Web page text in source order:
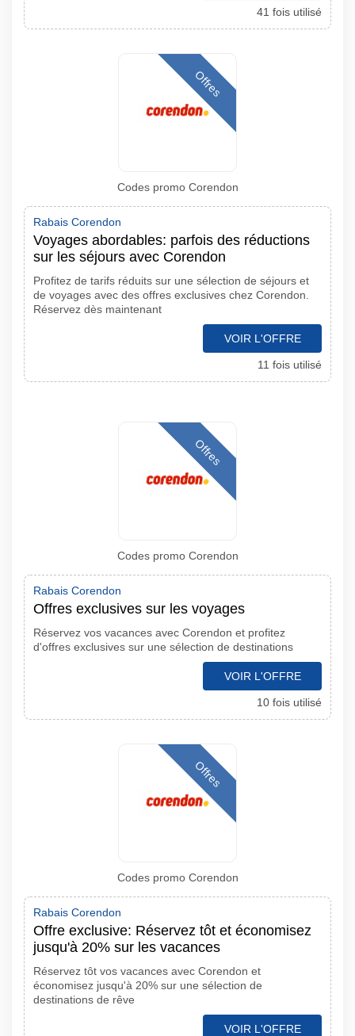
41 fois utilisé
Offres
Codes promo Corendon
Rabais Corendon
Voyages abordables: parfois des réductions
sur les séjours avec Corendon
Profitez de tarifs réduits sur une sélection de séjours et
de voyages avec des offres exclusives chez Corendon.
Réservez dès maintenant
VOIR L'OFFRE
11 fois utilisé
Offres
Codes promo Corendon
Rabais Corendon
Offres exclusives sur les voyages
Réservez vos vacances avec Corendon et profitez
d'offres exclusives sur une sélection de destinations
VOIR L'OFFRE
10 fois utilisé
Offres
Codes promo Corendon
Rabais Corendon
Offre exclusive: Réservez tôt et économisez
jusqu'à 20% sur les vacances
Réservez tôt vos vacances avec Corendon et
économisez jusqu'à 20% sur une sélection de
destinations de rêve
VOIR L'OFFRE